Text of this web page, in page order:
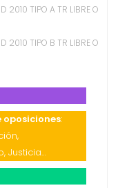
2010 TIPO A TR LIBRE O
2010 TIPO B TR LIBRE O
oposiciones:
Justicia…